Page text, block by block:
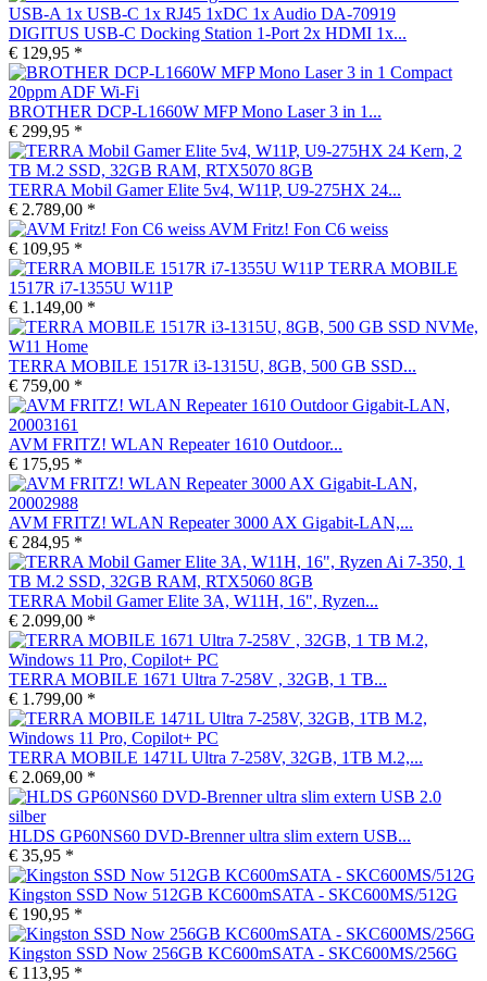
DIGITUS USB-C Docking Station 1-Port 2x HDMI 1x...
€ 129,95 *
BROTHER DCP-L1660W MFP Mono Laser 3 in 1...
€ 299,95 *
TERRA Mobil Gamer Elite 5v4, W11P, U9-275HX 24...
€ 2.789,00 *
AVM Fritz! Fon C6 weiss
€ 109,95 *
TERRA MOBILE
1517R i7-1355U W11P
€ 1.149,00 *
TERRA MOBILE 1517R i3-1315U, 8GB, 500 GB SSD...
€ 759,00 *
AVM FRITZ! WLAN Repeater 1610 Outdoor...
€ 175,95 *
AVM FRITZ! WLAN Repeater 3000 AX Gigabit-LAN,...
€ 284,95 *
TERRA Mobil Gamer Elite 3A, W11H, 16", Ryzen...
€ 2.099,00 *
TERRA MOBILE 1671 Ultra 7-258V , 32GB, 1 TB...
€ 1.799,00 *
TERRA MOBILE 1471L Ultra 7-258V, 32GB, 1TB M.2,...
€ 2.069,00 *
HLDS GP60NS60 DVD-Brenner ultra slim extern USB...
€ 35,95 *
Kingston SSD Now 512GB KC600mSATA - SKC600MS/512G
€ 190,95 *
Kingston SSD Now 256GB KC600mSATA - SKC600MS/256G
€ 113,95 *